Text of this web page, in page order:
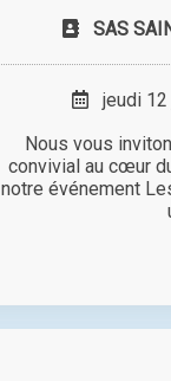
SAS
jeudi 12
Nous vous
convivial au cœur
notre événement